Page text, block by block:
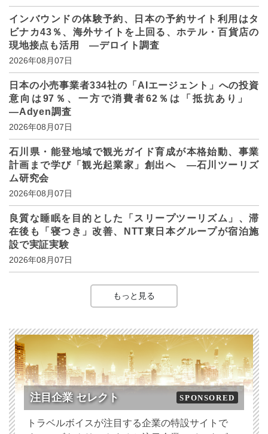
インバウンドの体験予約、日本の予約サイト利用はタ
ビナカ43％、海外サイトを上回る、ホテル・百貨店の
現地接点も活用 ―デロイト調査
2026年08月07日
日本の小売事業者334社の「AIエージェント」への投資
意向は97％、一方で消費者62％は「抵抗あり」
―Adyen調査
2026年08月07日
石川県・能登地域で観光ガイド育成が本格始動、事業
計画まで学び「観光起業家」創出へ ―石川ツーリズ
ム研究会
2026年08月07日
良質な睡眠を目的とした「スリープツーリズム」、滞
在後も「寝つき」改善、NTT東日本グループが宿泊施
設で実証実験
2026年08月07日
もっと見る
注目企業 セレクト SPONSORED
トラベルボイスが注目する企業の特設サイトで